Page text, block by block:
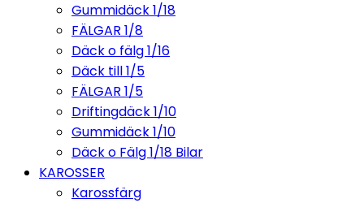
Gummidäck 1/18
FÄLGAR 1/8
Däck o fälg 1/16
Däck till 1/5
FÄLGAR 1/5
Driftingdäck 1/10
Gummidäck 1/10
Däck o Fälg 1/18 Bilar
KAROSSER
Karossfärg